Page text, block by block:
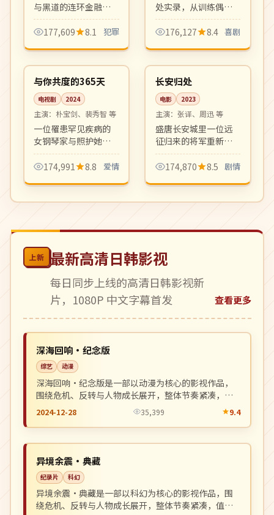
与黑道的连环金融案
件，重案组与检方在
跨部门博弈中搜寻幕
节奏紧凑。
177,609 8.1 犯罪
处实录，从训练偶像
练习生到陪儿子上幼
儿园，温馨有趣。家
杆。
176,127 8.4 喜剧
韩国
高分 12:22
与你共度的365天
电视剧 2024
主演： 朴宝剑、裴秀智 等
一位罹患罕见疾病的
女钢琴家与照护她整
整一年的陪护师之间
的诗意爱情。剧本细
诗一般动人。
174,991 8.8 爱情
中国
4K 99:57
长安归处
电影 2023
主演： 张译、周迅 等
盛唐长安城里一位远
征归来的将军重新寻
回家与人的意义。气
势恢宏的古装历史正
顶级制作。
174,870 8.5 剧情
上新 最新高清日韩影视
每日同步上线的高清日韩影视新
片，1080P 中文字幕首发
查看更多
英国
完结
深海回响·纪念版
综艺 动漫
深海回响·纪念版是一部以动漫为核心的影视作品，
围绕危机、反转与人物成长展开，整体节奏紧凑，值
得推荐观看。
2024-12-28 35,399 9.4
中国
异境余震·典藏
纪录片 科幻
异境余震·典藏是一部以科幻为核心的影视作品，围
绕危机、反转与人物成长展开，整体节奏紧凑，值得